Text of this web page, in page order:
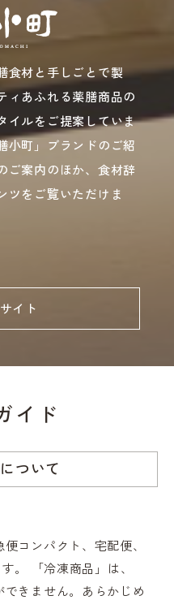
食材と手しごとで製
ィあふれる薬膳商品の
イルをご提案していま
小町」ブランドのご紹
ご案内のほか、食材辞
ツをご覧いただけま
イト
イド
ついて
コンパクト、宅配便、
。 「冷凍商品」は、
できません。あらかじめ